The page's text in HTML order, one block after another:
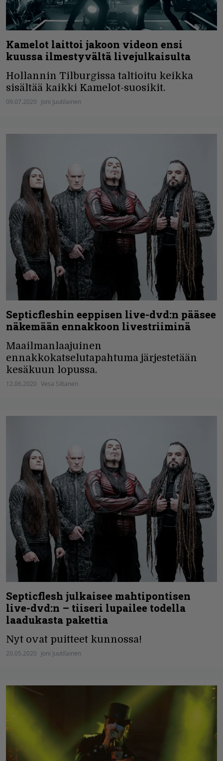
Kamelot laittoi jakoon videon ensi
kuussa ilmestyvältä livejulkaisulta
Hollannin Tilburgissa taltioitu keikka
sisältää kaikki Kamelot-suosikit.
09.07.2020 Joni Juutilainen
Septicfleshin eeppisen live-dvd:n pääsee
näkemään ennakkoon livestriiminä
Maailmanlaajuinen
ennakkokatselutapahtuma järjestetään
kesäkuun lopussa.
12.06.2020 Vesa Siltanen
Septicflesh julkaisee mahtipontisen
live-dvd:n – tiiseri lupailee todella
laadukasta pakettia
Nyt ovat puitteet kunnossa!
20.05.2020 Joni Juutilainen